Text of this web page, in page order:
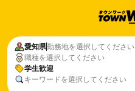
愛知県勤務地を選択してください
職種を選択してください
学生歓迎
キーワードを選択してください